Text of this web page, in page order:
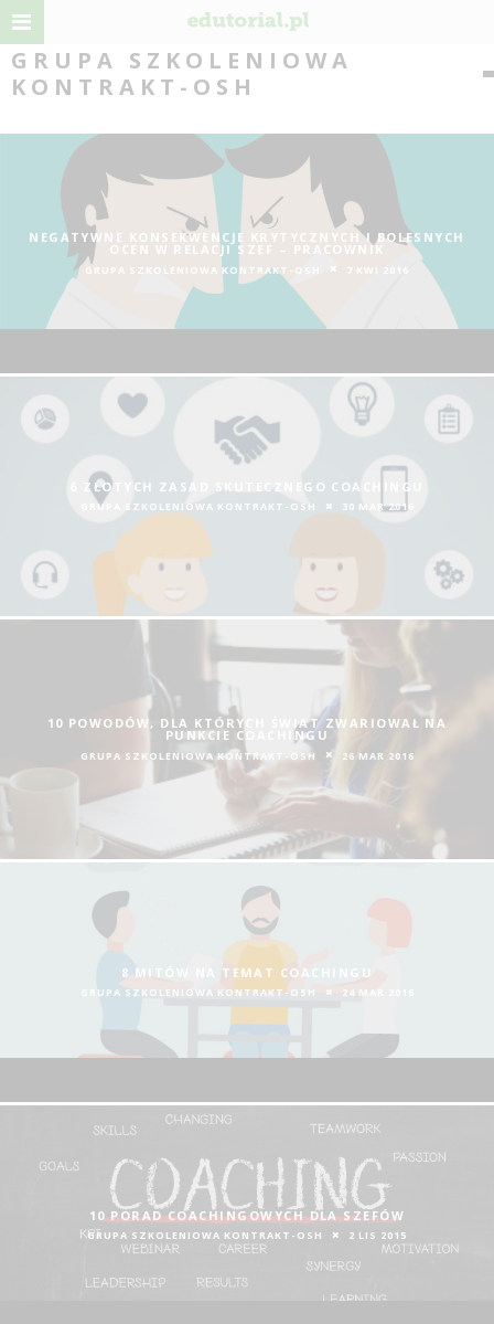
GRUPA SZKOLENIOWA
KONTRAKT-OSH
NEGATYWNE KONSEKWENCJE KRYTYCZNYCH I BOLESNYCH
OCEN W RELACJI SZEF – PRACOWNIK
GRUPA SZKOLENIOWA KONTRAKT-OSH 7 KWI 2016
6 ZŁOTYCH ZASAD SKUTECZNEGO COACHINGU
GRUPA SZKOLENIOWA KONTRAKT-OSH 30 MAR 2016
10 POWODÓW, DLA KTÓRYCH ŚWIAT ZWARIOWAŁ NA
PUNKCIE COACHINGU
GRUPA SZKOLENIOWA KONTRAKT-OSH 26 MAR 2016
8 MITÓW NA TEMAT COACHINGU
GRUPA SZKOLENIOWA KONTRAKT-OSH 24 MAR 2016
10 PORAD COACHINGOWYCH DLA SZEFÓW
GRUPA SZKOLENIOWA KONTRAKT-OSH 2 LIS 2015